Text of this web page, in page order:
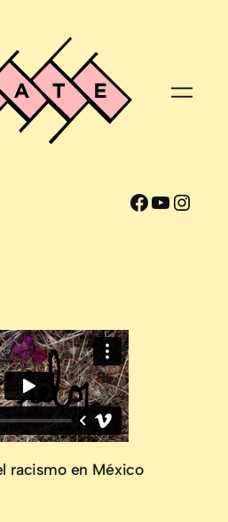
Facebook YouTube Instagram
racismo en México